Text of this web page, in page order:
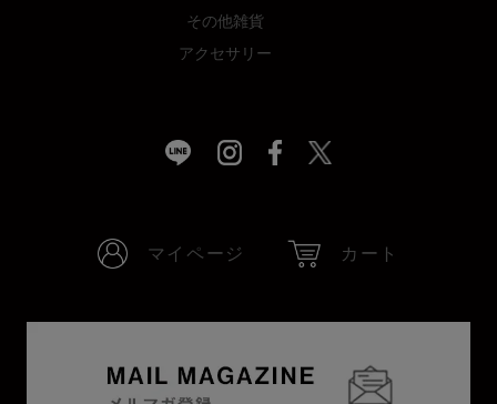
その他雑貨
アクセサリー
マイページ カート